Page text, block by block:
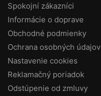
Spokojní zákazníci
Informácie o doprave
Obchodné podmienky
Ochrana osobných údajov
Nastavenie cookies
Reklamačný poriadok
Odstúpenie od zmluvy